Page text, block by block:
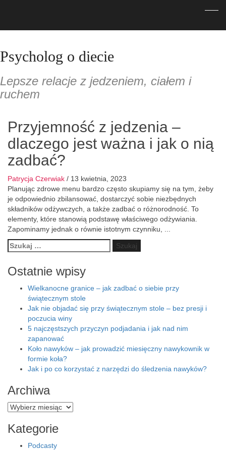
Psycholog o diecie
Lepsze relacje z jedzeniem, ciałem i
ruchem
Przyjemność z jedzenia –
dlaczego jest ważna i jak o nią
zadbać?
Patrycja Czerwiak / 13 kwietnia, 2023
Planując zdrowe menu bardzo często skupiamy się na tym, żeby
je odpowiednio zbilansować, dostarczyć sobie niezbędnych
składników odżywczych, a także zadbać o różnorodność. To
elementy, które stanowią podstawę właściwego odżywiania.
Zapominamy jednak o równie istotnym czynniku,
Szukaj:
Ostatnie wpisy
Wielkanocne granice – jak zadbać o siebie przy
świątecznym stole
Jak nie objadać się przy świątecznym stole – bez presji i
poczucia winy
5 najczęstszych przyczyn podjadania i jak nad nim
zapanować
Koło nawyków – jak prowadzić miesięczny nawykownik w
formie koła?
Jak i po co korzystać z narzędzi do śledzenia nawyków?
Archiwa
Archiwa
Kategorie
Podcasty